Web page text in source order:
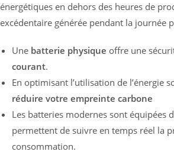
énergétiques en dehors des heures de
excédentaire générée pendant la journée
Une batterie physique offre une
courant.
En optimisant l’utilisation de l’énergie
réduire votre empreinte carbone
Les batteries modernes sont équipées
permettent de suivre en temps réel la
consommation.